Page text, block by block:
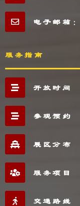
电子邮箱
服务指南
开放时间
参观预约
展区分布
服务项目
交通路线